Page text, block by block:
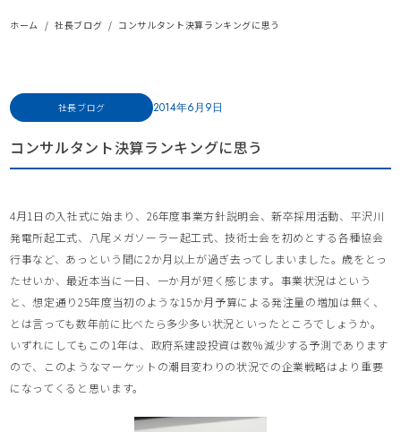
ホーム 社長ブログ コンサルタント決算ランキングに思う
社長ブログ 2014年6月9日
コンサルタント決算ランキングに思う
4月1日の入社式に始まり、26年度事業方針説明会、新卒採用活動、平沢川
発電所起工式、八尾メガソーラー起工式、技術士会を初めとする各種協会
行事など、あっという間に2か月以上が過ぎ去ってしまいました。歳をとっ
たせいか、最近本当に一日、一か月が短く感じます。事業状況はという
と、想定通り25年度当初のような15か月予算による発注量の増加は無く、
とは言っても数年前に比べたら多少多い状況といったところでしょうか。
いずれにしてもこの1年は、政府系建設投資は数％減少する予測であります
ので、このようなマーケットの潮目変わりの状況での企業戦略はより重要
になってくると思います。